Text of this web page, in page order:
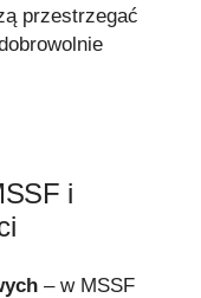
przestrzegać
i
– w MSSF